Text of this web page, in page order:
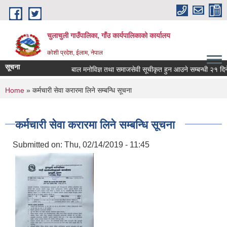
Skip to main content
चुलाचुली गाउँपालिका, गाँउ कार्यपालिकाको कार्यालय
कोशी प्रदेश, ईलाम, नेपाल
सूचना बाल मनोविज्ञ तथा समाजसेवी सूचीकृत हुन आउने सम्बन्धी २१ दिने
You are here
Home » कर्मचारी सेवा करारमा लिने सम्बन्धि सूचना
कर्मचारी सेवा करारमा लिने सम्बन्धि सूचना
Submitted on: Thu, 02/14/2019 - 11:45